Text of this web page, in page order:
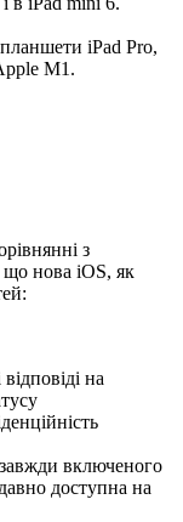
iPad Pro,
M1.
з
що нова iOS, як
на
завжди включеного
доступна на